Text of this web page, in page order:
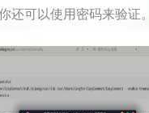
还可以使用密码来验证。